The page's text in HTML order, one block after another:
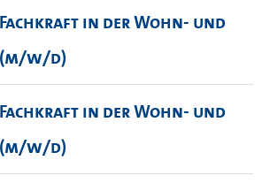
in der Wohn- und
w/d)
in der Wohn- und
w/d)